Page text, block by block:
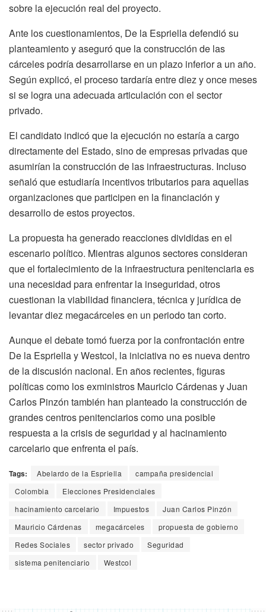
sobre la ejecución real del proyecto.
Ante los cuestionamientos, De la Espriella defendió su
planteamiento y aseguró que la construcción de las
cárceles podría desarrollarse en un plazo inferior a un año.
Según explicó, el proceso tardaría entre diez y once meses
si se logra una adecuada articulación con el sector
privado.
El candidato indicó que la ejecución no estaría a cargo
directamente del Estado, sino de empresas privadas que
asumirían la construcción de las infraestructuras. Incluso
señaló que estudiaría incentivos tributarios para aquellas
organizaciones que participen en la financiación y
desarrollo de estos proyectos.
La propuesta ha generado reacciones divididas en el
escenario político. Mientras algunos sectores consideran
que el fortalecimiento de la infraestructura penitenciaria es
una necesidad para enfrentar la inseguridad, otros
cuestionan la viabilidad financiera, técnica y jurídica de
levantar diez megacárceles en un periodo tan corto.
Aunque el debate tomó fuerza por la confrontación entre
De la Espriella y Westcol, la iniciativa no es nueva dentro
de la discusión nacional. En años recientes, figuras
políticas como los exministros Mauricio Cárdenas y Juan
Carlos Pinzón también han planteado la construcción de
grandes centros penitenciarios como una posible
respuesta a la crisis de seguridad y al hacinamiento
carcelario que enfrenta el país.
Tags: Abelardo de la Espriella
campaña presidencial
Colombia
Elecciones Presidenciales
hacinamiento carcelario
Impuestos
Juan Carlos Pinzón
Mauricio Cárdenas
megacárceles
propuesta de gobierno
Redes Sociales
sector privado
Seguridad
sistema penitenciario
Westcol